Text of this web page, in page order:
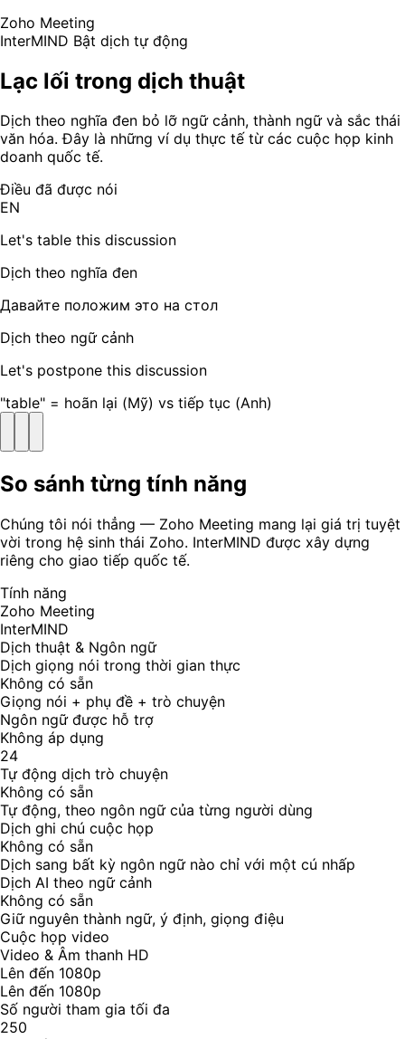
Zoho Meeting
InterMIND Bật dịch tự động
Lạc lối trong dịch thuật
Dịch theo nghĩa đen bỏ lỡ ngữ cảnh, thành ngữ và sắc thái
văn hóa. Đây là những ví dụ thực tế từ các cuộc họp kinh
doanh quốc tế.
Điều đã được nói
EN
Let's table this discussion
Dịch theo nghĩa đen
Давайте положим это на стол
Dịch theo ngữ cảnh
Let's postpone this discussion
"table" = hoãn lại (Mỹ) vs tiếp tục (Anh)
So sánh từng tính năng
Chúng tôi nói thẳng — Zoho Meeting mang lại giá trị tuyệt
vời trong hệ sinh thái Zoho. InterMIND được xây dựng
riêng cho giao tiếp quốc tế.
Tính năng
Zoho Meeting
InterMIND
Dịch thuật & Ngôn ngữ
Dịch giọng nói trong thời gian thực
Không có sẵn
Giọng nói + phụ đề + trò chuyện
Ngôn ngữ được hỗ trợ
Không áp dụng
24
Tự động dịch trò chuyện
Không có sẵn
Tự động, theo ngôn ngữ của từng người dùng
Dịch ghi chú cuộc họp
Không có sẵn
Dịch sang bất kỳ ngôn ngữ nào chỉ với một cú nhấp
Dịch AI theo ngữ cảnh
Không có sẵn
Giữ nguyên thành ngữ, ý định, giọng điệu
Cuộc họp video
Video & Âm thanh HD
Lên đến 1080p
Lên đến 1080p
Số người tham gia tối đa
250